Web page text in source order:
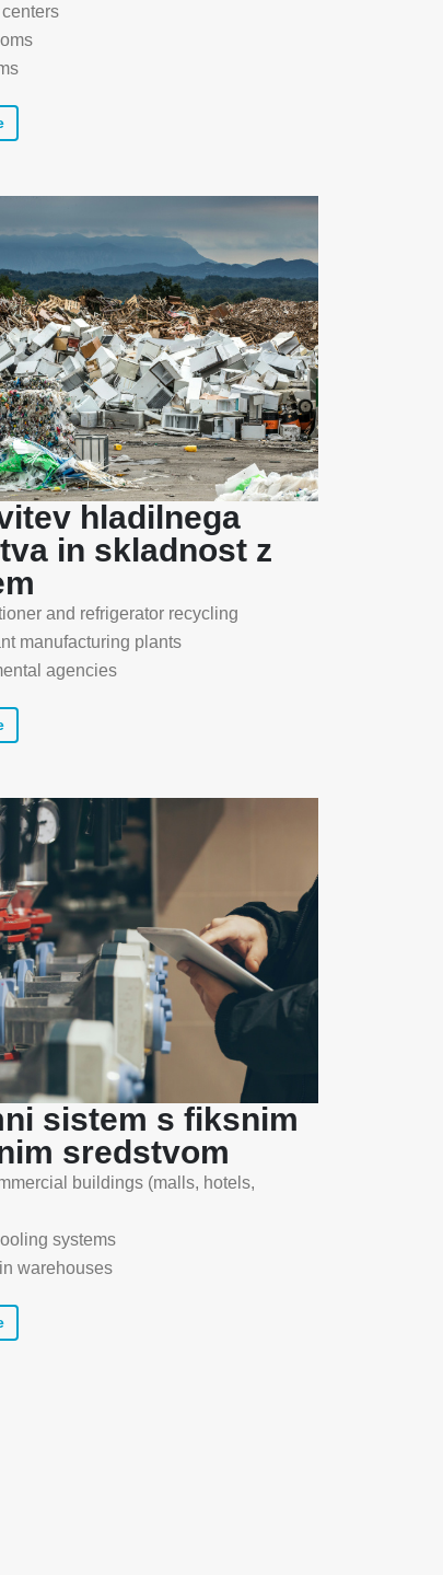
centers
hladilnega
in skladnost z
and refrigerator recycling
manufacturing plants
agencies
sistem s fiksnim
sredstvom
buildings (malls, hotels,
systems
warehouses